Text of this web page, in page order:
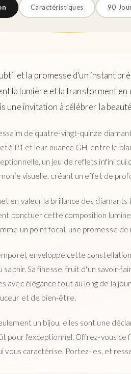
Caractéristiques 90
et la promesse d'un instant
la lumière et la transforment en
une invitation à célébrer la
de quatre-vingt-quinze
P1 et leur nuance GH, entre le
un jeu de reflets infini qui
visuelle, créant un effet de
en valeur la brillance des
ponctuer cette composition
un point focal, une promesse
enveloppe cette
Sa finesse, fruit d'un savoir-
élégance tout au long de la
et de bien-être.
un bijou, elles sont une
l'exceptionnel. Offrez-vous ce
caractérise. Portez-les, et